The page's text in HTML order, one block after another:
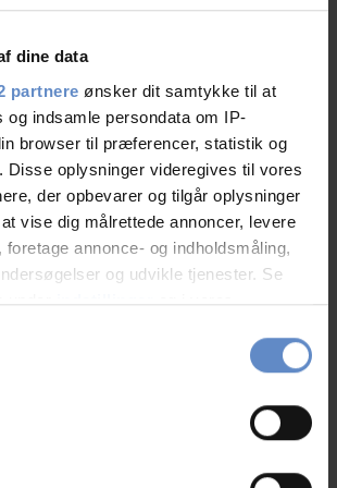
dine data
partnere ønsker dit samtykke til at
og indsamle persondata om IP-
browser til præferencer, statistik og
Disse oplysninger videregives til vores
der opbevarer og tilgår oplysninger
vise dig målrettede annoncer, levere
annonce- og indholdsmåling,
og udvikle tjenester. Se
underindstillingerog i vores
indstillinger fra vores
eller ved at trykke på "Privacy
Læs mere
RATINGS